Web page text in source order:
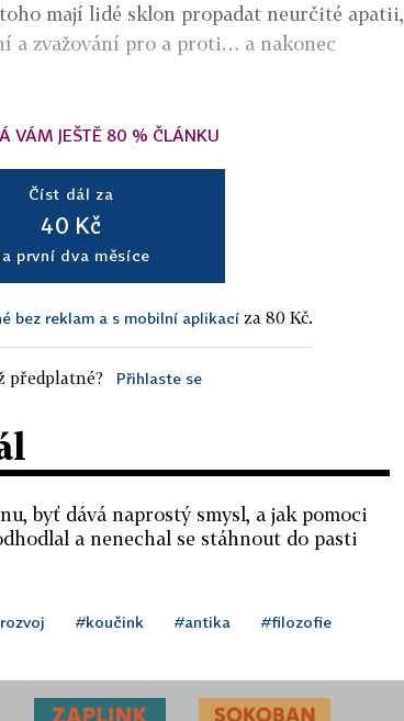
mají lidé sklon propadat neurčité apatii,
a zvažování pro a proti… a nakonec
VÁM JEŠTĚ 80 % ČLÁNKU
Číst dál za
40 Kč
první dva měsíce
bez reklam a s mobilní aplikací za 80 Kč.
předplatné? Přihlaste se
byť dává naprostý smysl, a jak pomoci
a nenechal se stáhnout do pasti
#koučink #antika #filozofie